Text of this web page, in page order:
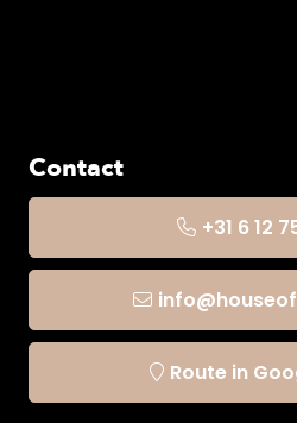
Contact
+31 6 12
Route in